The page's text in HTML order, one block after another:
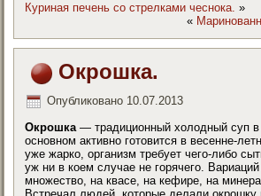
Куриная печень со стрелками чеснока. »
«
Окрошка.
Опубликовано 10.07.2013
Окрошка— традиционный холодный суп в
основном активно готовится в весенне-
уже жарко, организм требует чего-либо
уж ни в коем случае не горячего.
множество, на квасе, на кефире, на